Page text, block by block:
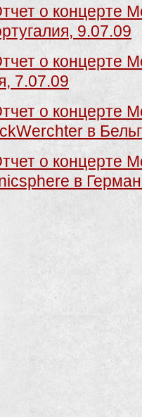
о концерте
9.07.09
о концерте
7.07.09
о концерте
в
о концерте
в